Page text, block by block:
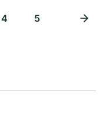
4 5